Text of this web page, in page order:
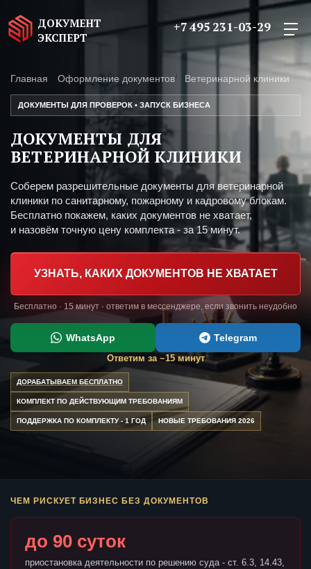
ДОКУМЕНТ
ЭКСПЕРТ
+7 495 231-03-29
Главная Оформление документов Ветеринарной клиники
ДОКУМЕНТЫ ДЛЯ ПРОВЕРОК • ЗАПУСК БИЗНЕСА
ДОКУМЕНТЫ ДЛЯ
ВЕТЕРИНАРНОЙ КЛИНИКИ
Соберем разрешительные документы для ветеринарной
клиники по санитарному, пожарному и кадровому блокам.
Бесплатно покажем, каких документов не хватает,
и назовём точную цену комплекта - за 15 минут.
УЗНАТЬ, КАКИХ ДОКУМЕНТОВ НЕ ХВАТАЕТ
Бесплатно · 15 минут · ответим в мессенджере, если звонить неудобно
WhatsApp Telegram
Ответим за ~15 минут
ДОРАБАТЫВАЕМ БЕСПЛАТНО
КОМПЛЕКТ ПО ДЕЙСТВУЮЩИМ ТРЕБОВАНИЯМ
ПОДДЕРЖКА ПО КОМПЛЕКТУ - 1 ГОД НОВЫЕ ТРЕБОВАНИЯ 2026
ЧЕМ РИСКУЕТ БИЗНЕС БЕЗ ДОКУМЕНТОВ
до 90 суток
приостановка деятельности по решению суда - ст. 6.3, 14.43,